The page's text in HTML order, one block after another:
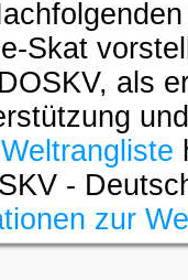
Skat
als
Weltrangliste
-
zur